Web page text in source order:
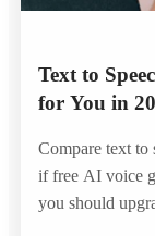
Text to
for You in
Compare text to
if free AI voice
you should